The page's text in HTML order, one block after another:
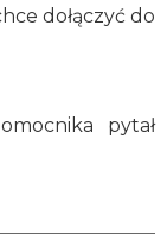
dołączyć do
pytał